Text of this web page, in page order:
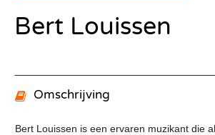
Bert Louissen
Omschrijving
Bert Louissen is een ervaren muzikant die